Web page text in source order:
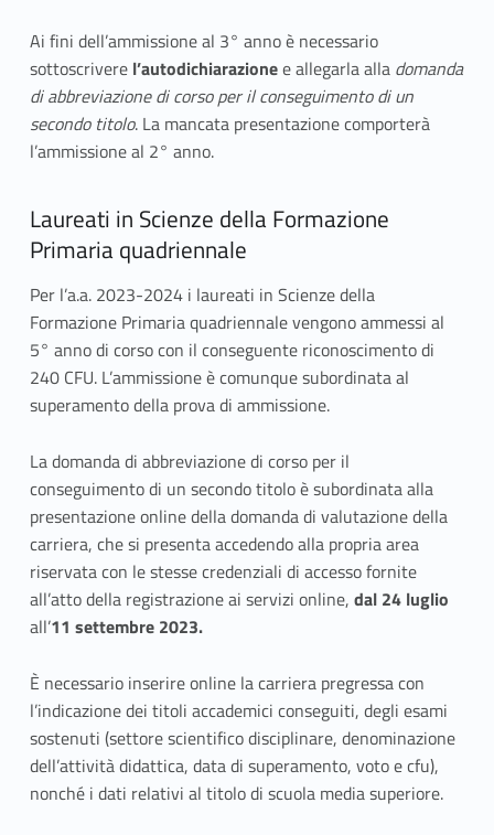
Ai fini dell’ammissione al 3° anno è necessario
sottoscrivere l’autodichiarazionee allegarla alla domanda
di abbreviazione di corso per il conseguimento di un
secondo titolo. La mancata presentazione comporterà
l’ammissione al 2° anno.
Laureati in Scienze della Formazione
Primaria quadriennale
Per l’a.a. 2023-2024 i laureati in Scienze della
Formazione Primaria quadriennale vengono ammessi al
5° anno di corso con il conseguente riconoscimento di
240 CFU. L’ammissione è comunque subordinata al
superamento della prova di ammissione.
La domanda di abbreviazione di corso per il
conseguimento di un secondo titolo è subordinata alla
presentazione online della domanda di valutazione della
carriera, che si presenta accedendo alla propria area
riservata con le stesse credenziali di accesso fornite
all’atto della registrazione ai servizi online, dal 24 luglio
all’11 settembre 2023.
È necessario inserire online la carriera pregressa con
l’indicazione dei titoli accademici conseguiti, degli esami
sostenuti (settore scientifico disciplinare, denominazione
dell’attività didattica, data di superamento, voto e cfu),
nonché i dati relativi al titolo di scuola media superiore.